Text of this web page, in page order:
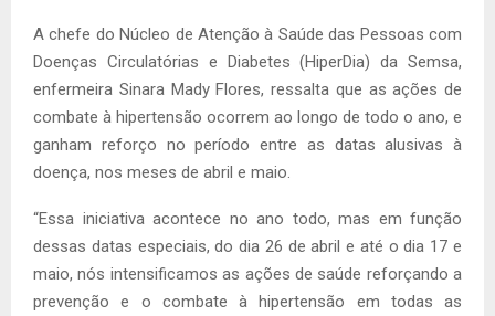
A chefe do Núcleo de Atenção à Saúde das Pessoas com
Doenças Circulatórias e Diabetes (HiperDia) da Semsa,
enfermeira Sinara Mady Flores, ressalta que as ações de
combate à hipertensão ocorrem ao longo de todo o ano, e
ganham reforço no período entre as datas alusivas à
doença, nos meses de abril e maio.
“Essa iniciativa acontece no ano todo, mas em função
dessas datas especiais, do dia 26 de abril e até o dia 17 e
maio, nós intensificamos as ações de saúde reforçando a
prevenção e o combate à hipertensão em todas as